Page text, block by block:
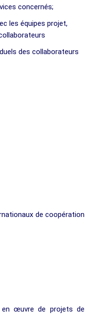
concernés;
les équipes projet,
des collaborateurs
de coopération
en œuvre de projets de